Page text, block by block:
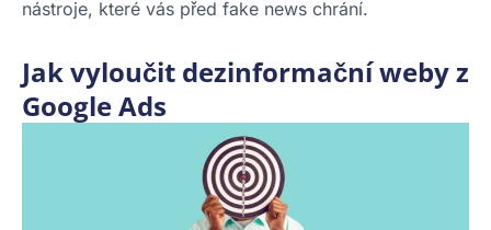
nástroje, které vás před fake news chrání.
Jak vyloučit dezinformační weby z
Google Ads